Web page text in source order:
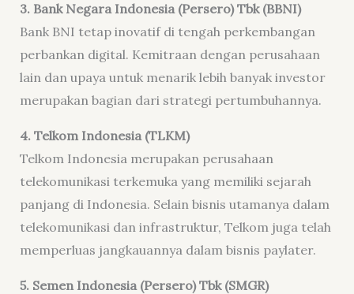
3. Bank Negara Indonesia (Persero) Tbk (BBNI)
Bank BNI tetap inovatif di tengah perkembangan
perbankan digital. Kemitraan dengan perusahaan
lain dan upaya untuk menarik lebih banyak investor
merupakan bagian dari strategi pertumbuhannya.
4. Telkom Indonesia (TLKM)
Telkom Indonesia merupakan perusahaan
telekomunikasi terkemuka yang memiliki sejarah
panjang di Indonesia. Selain bisnis utamanya dalam
telekomunikasi dan infrastruktur, Telkom juga telah
memperluas jangkauannya dalam bisnis paylater.
5. Semen Indonesia (Persero) Tbk (SMGR)